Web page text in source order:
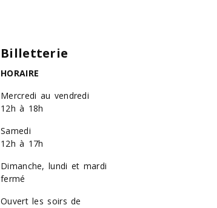
Billetterie
HORAIRE
Mercredi au vendredi
12h à 18h
Samedi
12h à 17h
Dimanche, lundi et mardi
fermé
Ouvert les soirs de